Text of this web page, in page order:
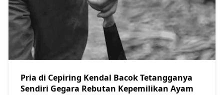
Pria di Cepiring Kendal Bacok Tetangganya
Sendiri Gegara Rebutan Kepemilikan Ayam